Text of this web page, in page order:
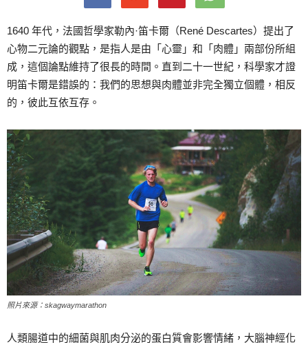
1640 年代，法國哲學家勒內·笛卡爾（René Descartes）提出了
心物二元論的觀點，是指人是由「心靈」和「肉體」兩部份所組
成，這個論點維持了很長的時間。直到二十一世紀，科學家才證
明笛卡爾是錯誤的：我們的思想與肉體並非完全獨立個體，相反
的，彼此互依互存。
照片來源：skagwaymarathon
人類腸道中的細菌與肌肉分泌的蛋白質會影響情緒，大腦神經化